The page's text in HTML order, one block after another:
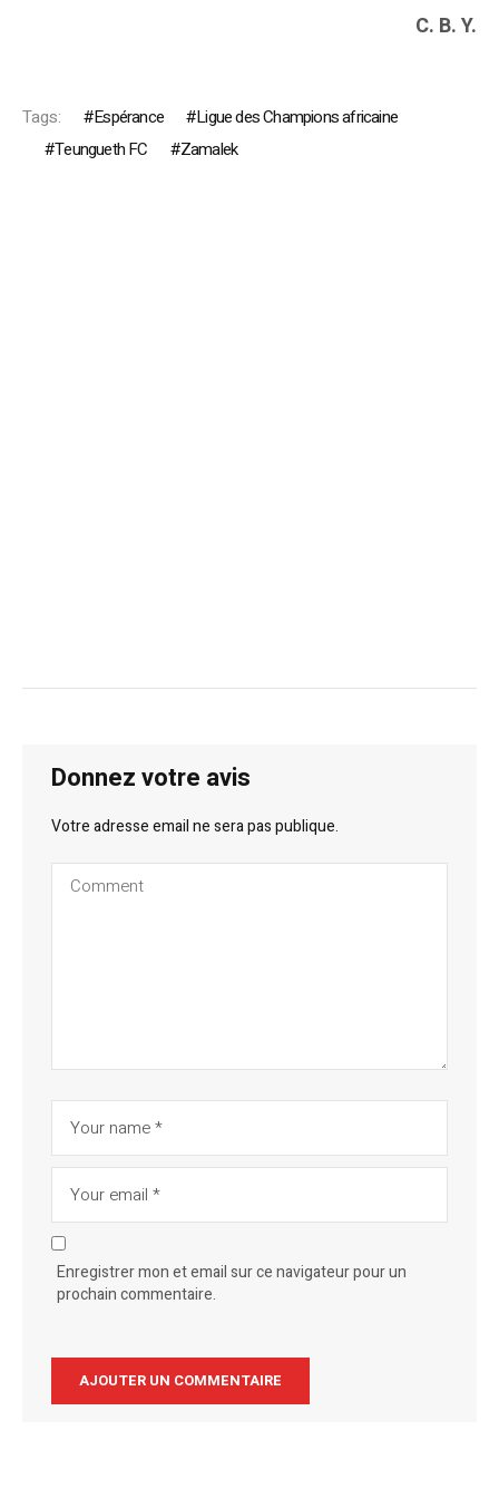
C. B. Y.
Tags: Espérance
Ligue des Champions africaine
Teungueth FC
Zamalek
Donnez votre avis
Votre adresse email ne sera pas publique.
Enregistrer mon et email sur ce navigateur pour un
prochain commentaire.